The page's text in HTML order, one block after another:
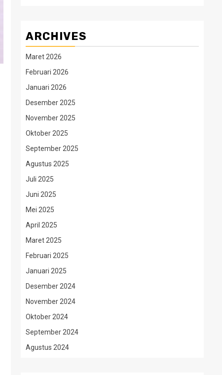
ARCHIVES
Maret 2026
Februari 2026
Januari 2026
Desember 2025
November 2025
Oktober 2025
September 2025
Agustus 2025
Juli 2025
Juni 2025
Mei 2025
April 2025
Maret 2025
Februari 2025
Januari 2025
Desember 2024
November 2024
Oktober 2024
September 2024
Agustus 2024